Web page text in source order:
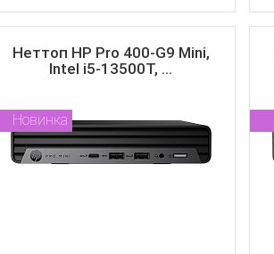
Неттоп HP Pro 400-G9 Mini,
Intel i5-13500T, ...
Новинка